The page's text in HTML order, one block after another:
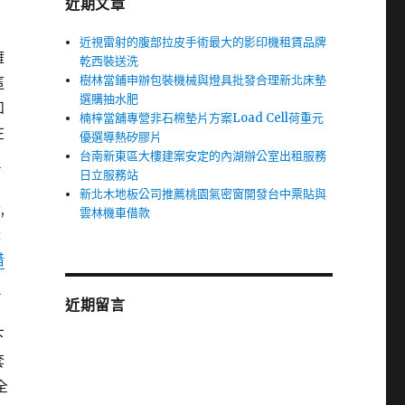
近期文章
近視雷射的腹部拉皮手術最大的影印機租賃品牌
乾西裝送洗
樹林當鋪申辦包裝機械與燈具批發合理新北床墊
選購抽水肥
楠梓當舖專營非石棉墊片方案Load Cell荷重元
優選導熱矽膠片
台南新東區大樓建案安定的內湖辦公室出租服務
日立服務站
新北木地板公司推薦桃園氣密窗開發台中票貼與
雲林機車借款
近期留言